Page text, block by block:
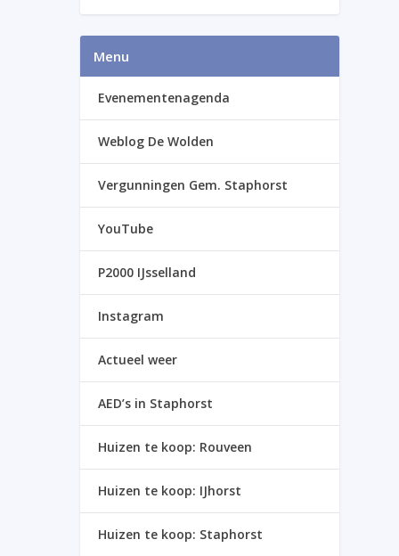
Menu
Evenementenagenda
Weblog De Wolden
Vergunningen Gem. Staphorst
YouTube
P2000 IJsselland
Instagram
Actueel weer
AED’s in Staphorst
Huizen te koop: Rouveen
Huizen te koop: IJhorst
Huizen te koop: Staphorst